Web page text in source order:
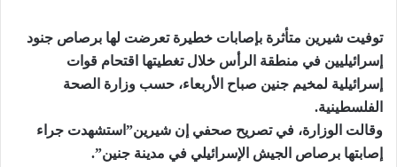
توفيت شيرين متأثرة بإصابات خطيرة تعرضت لها برصاص جنود
إسرائيليين في منطقة الرأس خلال تغطيتها اقتحام قوات
إسرائيلية لمخيم جنين صباح الأربعاء، حسب وزارة الصحة
الفلسطينية.
وقالت الوزارة، في تصريح صحفي إن شيرين”استشهدت جراء
إصابتها برصاص الجيش الإسرائيلي في مدينة جنين”.